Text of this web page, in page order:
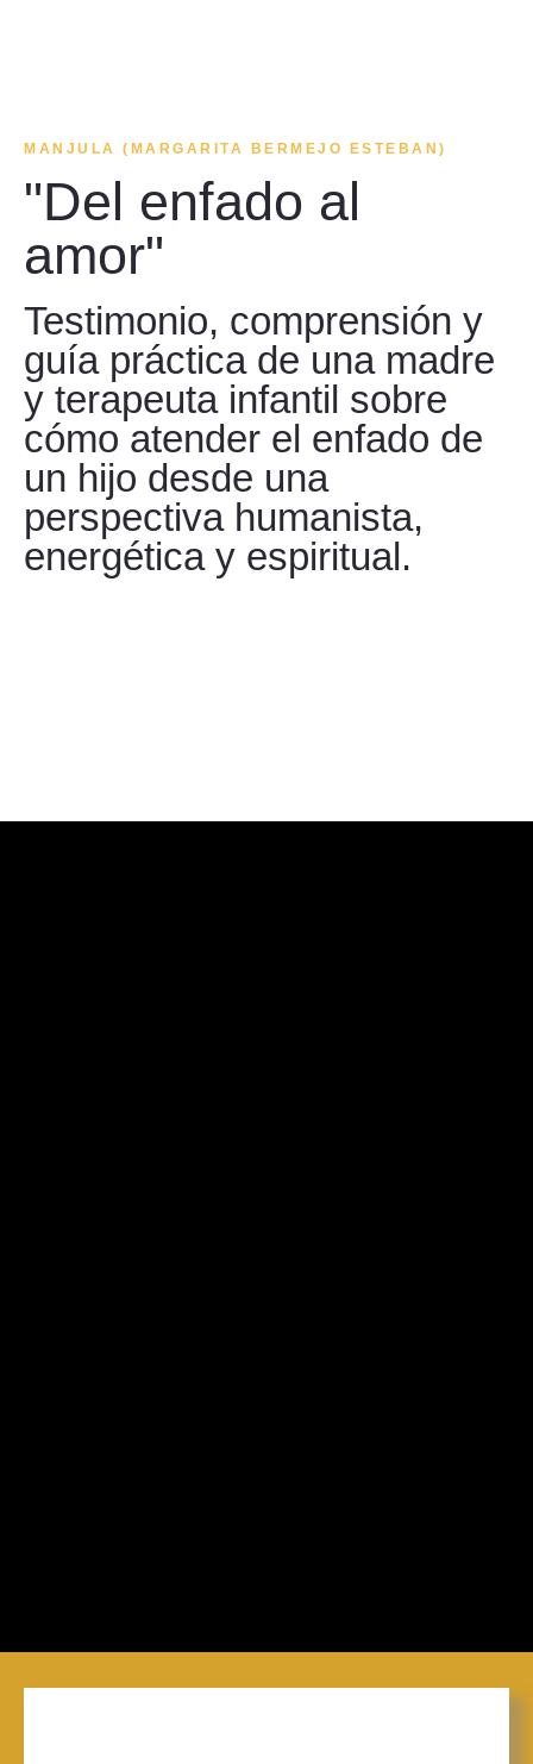
MANJULA (MARGARITA BERMEJO ESTEBAN)
"Del enfado al
amor"
Testimonio, comprensión y
guía práctica de una madre
y terapeuta infantil sobre
cómo atender el enfado de
un hijo desde una
perspectiva humanista,
energética y espiritual.